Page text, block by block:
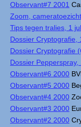
Observant#7 2001
Zoom,
Tips tegen tralies, 1
Dossier Cryptografie,
Dossier Cryptografie
Dossier
Observant#6 2000
Observant#5 2000
Observant#4 2000
Observant#3 2000
Observant#2 2000